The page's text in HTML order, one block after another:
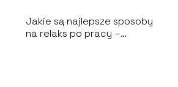
Jakie są najlepsze sposoby
na relaks po pracy –